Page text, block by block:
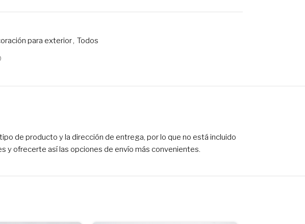
para exterior, Todos
de producto y la dirección de entrega, por lo que no está incluido
y ofrecerte así las opciones de envío más convenientes.